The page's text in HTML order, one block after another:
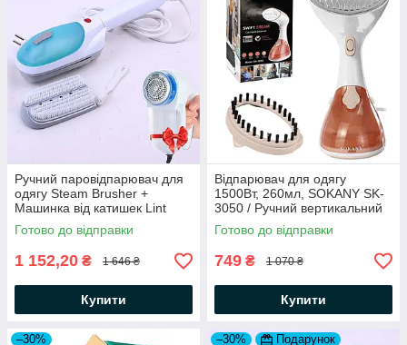
Ручний паровідпарювач для
одягу Steam Brusher +
Машинка від катишек Lint
Remover YX-5880
Готово до відправки
1 152,20 ₴ 1 646 ₴
Купити
Відпарювач для одягу
1500Вт, 260мл, SOKANY SK-
3050 / Ручний вертикальний
паровідпарювач / Парова
праска
Готово до відправки
749 ₴ 1 070 ₴
Купити
–30% –30% Подарунок